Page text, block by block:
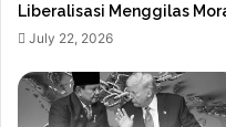
Liberalisasi Menggilas
July 22, 2026